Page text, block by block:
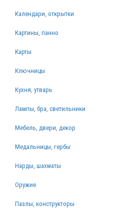
Календари, открытки
Картины, панно
Карты
Ключницы
Кухня, утварь
Лампы, бра, светильники
Мебель, двери, декор
Медальницы, гербы
Нарды, шахматы
Оружие
Пазлы, конструкторы